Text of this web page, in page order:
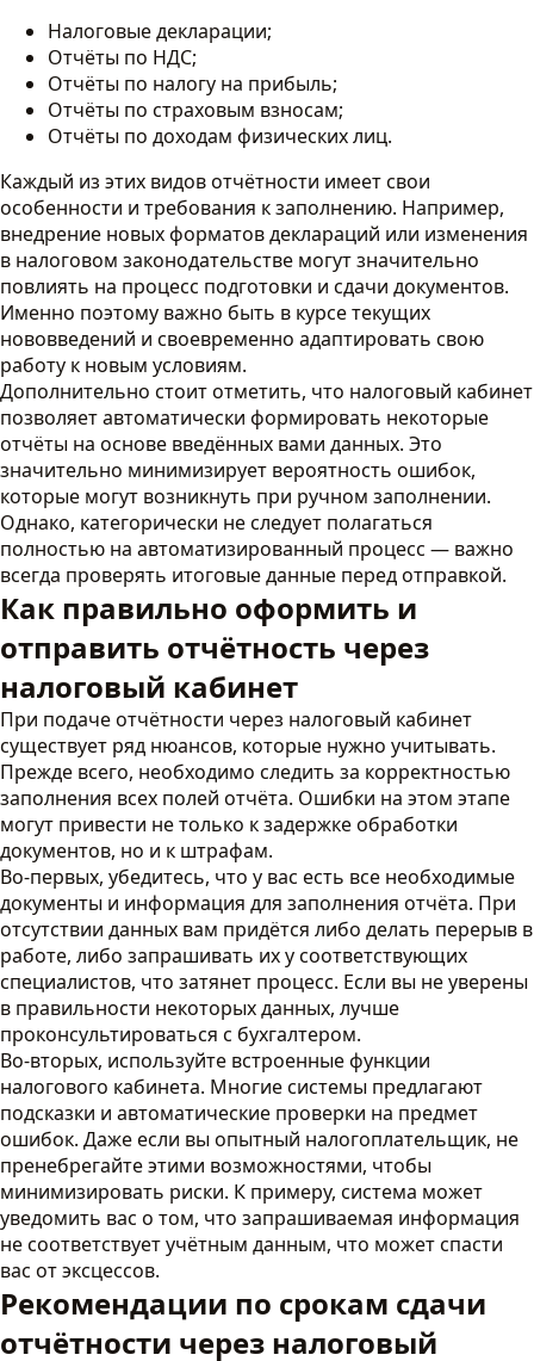
Налоговые декларации;
Отчёты по НДС;
Отчёты по налогу на прибыль;
Отчёты по страховым взносам;
Отчёты по доходам физических лиц.
Каждый из этих видов отчётности имеет свои
особенности и требования к заполнению. Например,
внедрение новых форматов деклараций или изменения
в налоговом законодательстве могут значительно
повлиять на процесс подготовки и сдачи документов.
Именно поэтому важно быть в курсе текущих
нововведений и своевременно адаптировать свою
работу к новым условиям.
Дополнительно стоит отметить, что налоговый кабинет
позволяет автоматически формировать некоторые
отчёты на основе введённых вами данных. Это
значительно минимизирует вероятность ошибок,
которые могут возникнуть при ручном заполнении.
Однако, категорически не следует полагаться
полностью на автоматизированный процесс — важно
всегда проверять итоговые данные перед отправкой.
Как правильно оформить и
отправить отчётность через
налоговый кабинет
При подаче отчётности через налоговый кабинет
существует ряд нюансов, которые нужно учитывать.
Прежде всего, необходимо следить за корректностью
заполнения всех полей отчёта. Ошибки на этом этапе
могут привести не только к задержке обработки
документов, но и к штрафам.
Во-первых, убедитесь, что у вас есть все необходимые
документы и информация для заполнения отчёта. При
отсутствии данных вам придётся либо делать перерыв в
работе, либо запрашивать их у соответствующих
специалистов, что затянет процесс. Если вы не уверены
в правильности некоторых данных, лучше
проконсультироваться с бухгалтером.
Во-вторых, используйте встроенные функции
налогового кабинета. Многие системы предлагают
подсказки и автоматические проверки на предмет
ошибок. Даже если вы опытный налогоплательщик, не
пренебрегайте этими возможностями, чтобы
минимизировать риски. К примеру, система может
уведомить вас о том, что запрашиваемая информация
не соответствует учётным данным, что может спасти
вас от эксцессов.
Рекомендации по срокам сдачи
отчётности через налоговый